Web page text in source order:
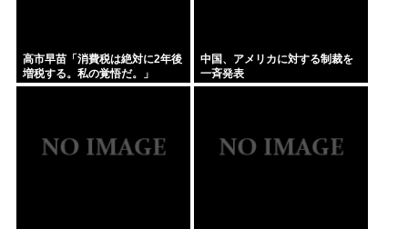
高市早苗「消費税は絶対に2年後
増税する。私の覚悟だ。」
中国、アメリカに対する制裁を
一斉発表